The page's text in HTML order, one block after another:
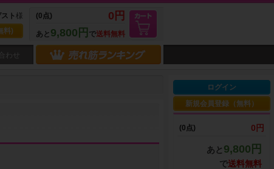
(0点) 0円
あと 9,800円 で送料無料
ト 様
料)
わせ
ログイン
新規会員登録（無料）
(0点) 0円
あと 9,800円
で送料無料